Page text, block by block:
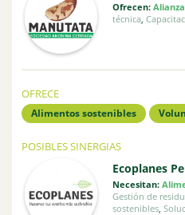
Ofrecen:
técnica,
OFRECE
Alimentos sostenibles
POSIBLES SINERGIAS
Ecoplanes
Necesitan:
Gestión de
sostenibles,